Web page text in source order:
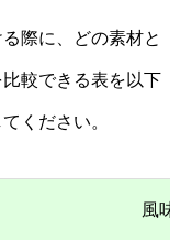
際に、どの素材と
較できる表を以下
ください。
風味